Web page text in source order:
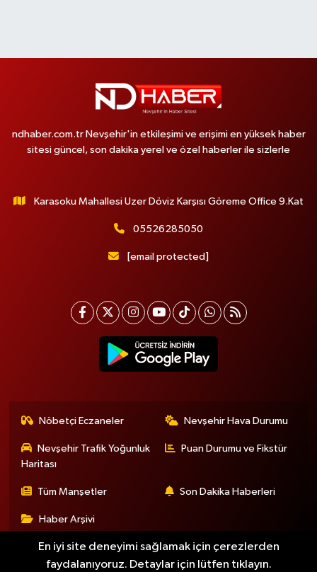
ndhaber.com.tr Nevşehir'in etkileşimi ve erişimi en yüksek haber
sitesi güncel, son dakika yerel ve özel haberler ile sizlerle
Karasoku Mahallesi Uzer Döviz Karşısı Göreme Office 9.Kat
05526285050
[email protected]
Nöbetçi Eczaneler Nevşehir Hava Durumu
Nevşehir Trafik Yoğunluk
Haritası
Puan Durumu ve Fikstür
Tüm Manşetler Son Dakika Haberleri
Haber Arşivi
En iyi site deneyimi sağlamak için çerezlerden
faydalanıyoruz. Detaylar için lütfen tıklayın.